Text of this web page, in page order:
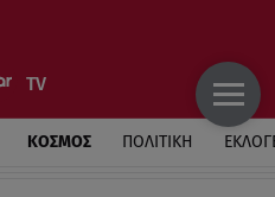
ΚΟΣΜΟΣ ΠΟΛΙΤΙΚΗ